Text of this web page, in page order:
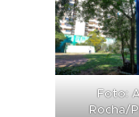
Foto:
Rocha/